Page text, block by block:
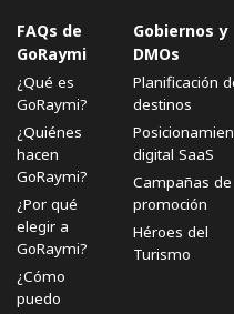
FAQs de
GoRaymi
¿Qué es
GoRaymi?
¿Quiénes
hacen
GoRaymi?
¿Por qué
elegir a
GoRaymi?
¿Cómo
puedo
Gobiernos y
DMOs
Planificación
destinos
digital SaaS
Campañas de
promoción
Héroes del
Turismo